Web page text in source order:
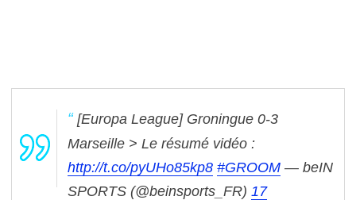
[Europa League] Groningue 0-3
Marseille > Le résumé vidéo :
http://t.co/pyUHo85kp8 #GROOM — beIN
SPORTS (@beinsports_FR) 17